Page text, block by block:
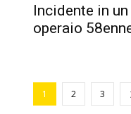
Incidente in
operaio
1 2 3